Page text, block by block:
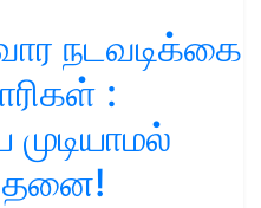
நடவடிக்கை
: